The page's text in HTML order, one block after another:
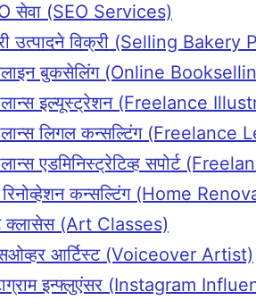
सेवा (SEO Services)
उत्पादने विक्री (Selling Bakery
बुकसेलिंग (Online
इल्यूस्ट्रेशन (Freelance
लिगल कन्सल्टिंग (Freelance
एडमिनिस्ट्रेटिव्ह सपोर्ट
रिनोव्हेशन कन्सल्टिंग (Home
क्लासेस (Art Classes)
आर्टिस्ट (Voiceover Artist)
इन्फ्लुएंसर (Instagram